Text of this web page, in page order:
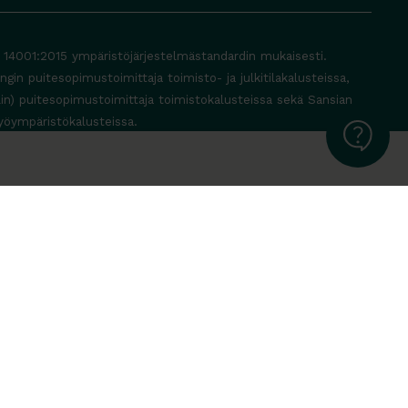
ympäristöjärjestelmästandardin mukaisesti.
puitesopimustoimittaja toimisto- ja julkitilakalusteissa,
puitesopimustoimittaja toimistokalusteissa sekä Sansian